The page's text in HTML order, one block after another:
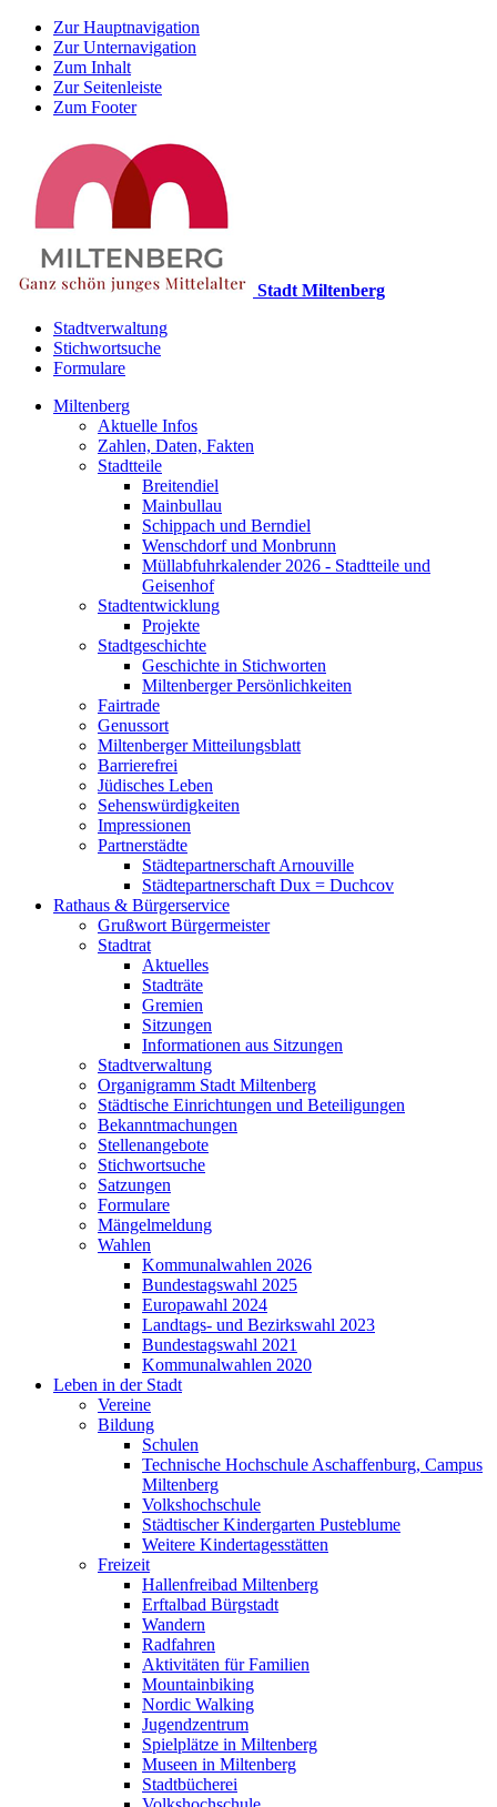
Zur Hauptnavigation
Zur Unternavigation
Zum Inhalt
Zur Seitenleiste
Zum Footer
Stadt Miltenberg
Stadtverwaltung
Stichwortsuche
Formulare
Miltenberg
Aktuelle Infos
Zahlen, Daten, Fakten
Stadtteile
Breitendiel
Mainbullau
Schippach und Berndiel
Wenschdorf und Monbrunn
Müllabfuhrkalender 2026 - Stadtteile und
Geisenhof
Stadtentwicklung
Projekte
Stadtgeschichte
Geschichte in Stichworten
Miltenberger Persönlichkeiten
Fairtrade
Genussort
Miltenberger Mitteilungsblatt
Barrierefrei
Jüdisches Leben
Sehenswürdigkeiten
Impressionen
Partnerstädte
Städtepartnerschaft Arnouville
Städtepartnerschaft Dux = Duchcov
Rathaus & Bürgerservice
Grußwort Bürgermeister
Stadtrat
Aktuelles
Stadträte
Gremien
Sitzungen
Informationen aus Sitzungen
Stadtverwaltung
Organigramm Stadt Miltenberg
Städtische Einrichtungen und Beteiligungen
Bekanntmachungen
Stellenangebote
Stichwortsuche
Satzungen
Formulare
Mängelmeldung
Wahlen
Kommunalwahlen 2026
Bundestagswahl 2025
Europawahl 2024
Landtags- und Bezirkswahl 2023
Bundestagswahl 2021
Kommunalwahlen 2020
Leben in der Stadt
Vereine
Bildung
Schulen
Technische Hochschule Aschaffenburg, Campus
Miltenberg
Volkshochschule
Städtischer Kindergarten Pusteblume
Weitere Kindertagesstätten
Freizeit
Hallenfreibad Miltenberg
Erftalbad Bürgstadt
Wandern
Radfahren
Aktivitäten für Familien
Mountainbiking
Nordic Walking
Jugendzentrum
Spielplätze in Miltenberg
Museen in Miltenberg
Stadtbücherei